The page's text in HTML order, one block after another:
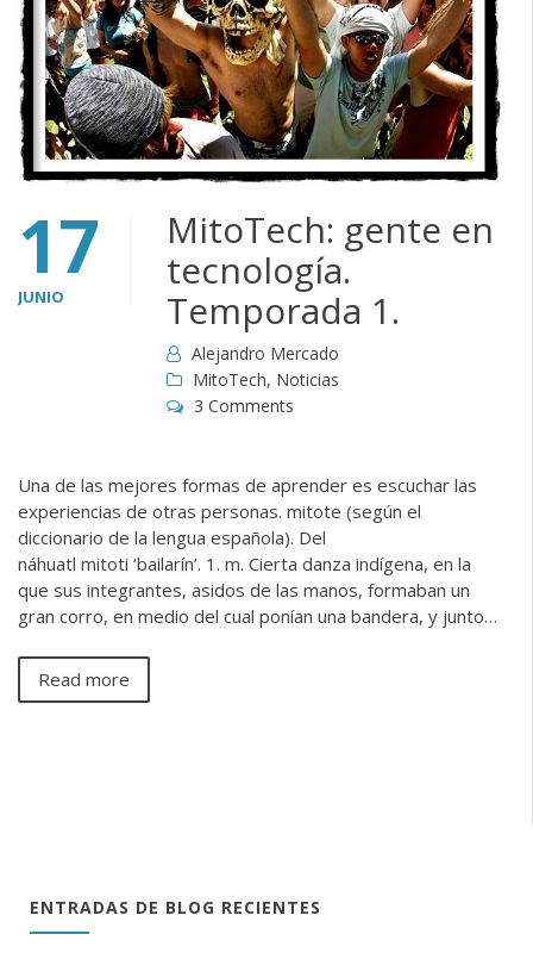
17
JUNIO
MitoTech: gente en
tecnología.
Temporada 1.
Alejandro Mercado
MitoTech, Noticias
3 Comments
Una de las mejores formas de aprender es escuchar las
experiencias de otras personas. mitote (según el
diccionario de la lengua española). Del
náhuatl mitoti ‘bailarín’. 1. m. Cierta danza indígena, en la
que sus integrantes, asidos de las manos, formaban un
gran corro, en medio del cual ponían una bandera, y junto…
Read more
ENTRADAS DE BLOG RECIENTES